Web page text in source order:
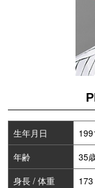
生年月日
年齢
35
身長 / 体重